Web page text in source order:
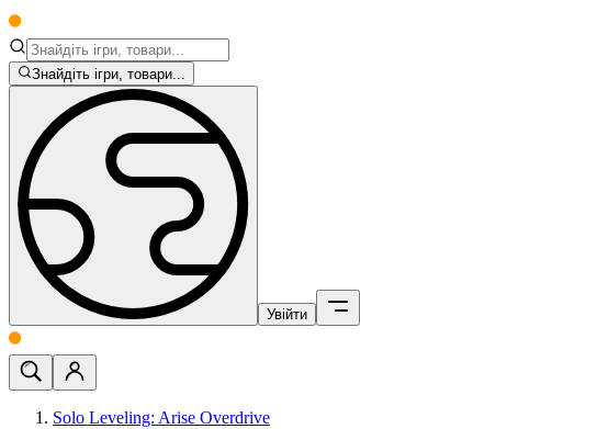
Знайдіть ігри, товари...
Увійти
Solo Leveling: Arise Overdrive